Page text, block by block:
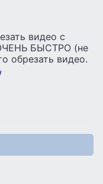
видео с
БЫСТРО (не
обрезать видео.